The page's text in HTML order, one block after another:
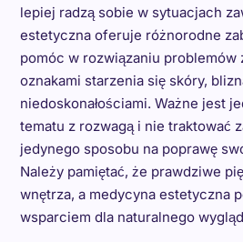
lepiej radzą sobie w sytuacjach
estetyczna oferuje różnorodne
pomóc w rozwiązaniu problemów
oznakami starzenia się skóry,
niedoskonałościami. Ważne jest
tematu z rozwagą i nie traktować
jedynego sposobu na poprawę
Należy pamiętać, że prawdziwe
wnętrza, a medycyna estetyczna
wsparciem dla naturalnego